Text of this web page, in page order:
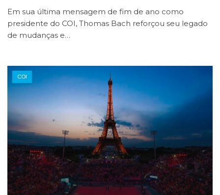
Em sua última mensagem de fim de ano como
presidente do COI, Thomas Bach reforçou seu legado
de mudanças e…
COI